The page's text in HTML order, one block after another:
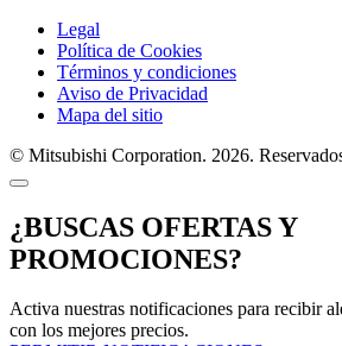
Legal
Política de Cookies
Términos y condiciones
Aviso de Privacidad
Mapa del sitio
© Mitsubishi Corporation. 2026.
¿BUSCAS OFERTAS Y
PROMOCIONES?
Activa nuestras notificaciones para recibir
con los mejores precios.